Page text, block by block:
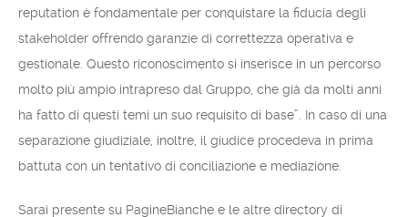
reputation è fondamentale per conquistare la fiducia degli
stakeholder offrendo garanzie di correttezza operativa e
gestionale. Questo riconoscimento si inserisce in un percorso
molto più ampio intrapreso dal Gruppo, che già da molti anni
ha fatto di questi temi un suo requisito di base”. In caso di una
separazione giudiziale, inoltre, il giudice procedeva in prima
battuta con un tentativo di conciliazione e mediazione.
Sarai presente su PagineBianche e le altre directory di